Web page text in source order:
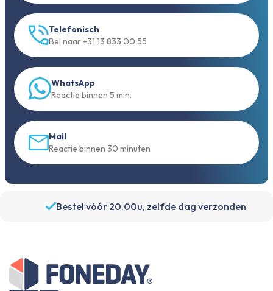
Telefonisch
Bel naar +31 13 833 00 55
WhatsApp
Reactie binnen 5 min.
Mail
Reactie binnen 30 minuten
Bestel vóór 20.00u, zelfde dag verzonden